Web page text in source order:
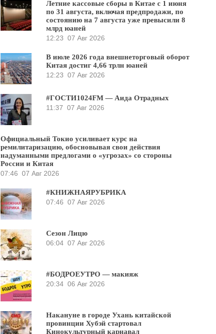
Летние кассовые сборы в Китае с 1 июня
по 31 августа, включая предпродажи, по
состоянию на 7 августа уже превысили 8
млрд юаней
12:23 07 Авг 2026
В июле 2026 года внешнеторговый оборот
Китая достиг 4,66 трлн юаней
12:23 07 Авг 2026
#ГОСТИ1024FM — Аида Отрадных
11:37 07 Авг 2026
Официальный Токио усиливает курс на
ремилитаризацию, обосновывая свои действия
надуманными предлогами о «угрозах» со стороны
России и Китая
07:46 07 Авг 2026
#КНИЖНАЯРУБРИКА
07:46 07 Авг 2026
Сезон Лицю
06:04 07 Авг 2026
#БОДРОЕУТРО — макияж
20:34 06 Авг 2026
Накануне в городе Ухань китайской
провинции Хубэй стартовал
Кинокультурный карнавал